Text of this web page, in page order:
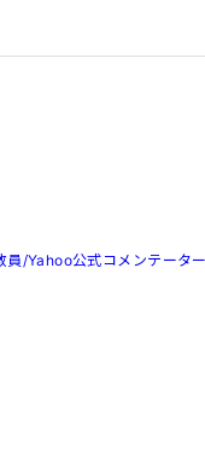
員/Yahoo公式コメンテータ